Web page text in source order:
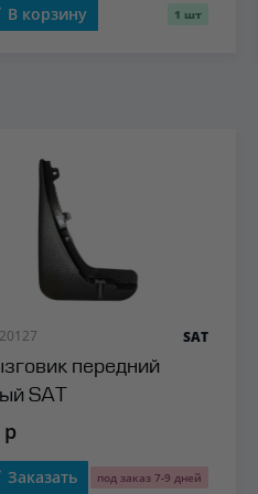
В корзину 1 шт
передний
SAT
SAT
р
Заказать под заказ 7-9 дней